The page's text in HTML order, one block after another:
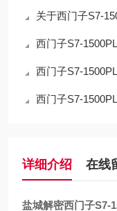
关于西门子S7-
西门子S7-1500PLC密
西门子S7-
西门子S7-1500PLC程
详细介绍 在线
盐城解密西门子S7-